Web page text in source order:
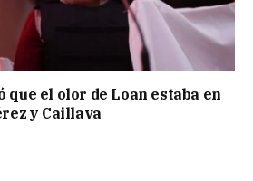
el olor de Loan estaba en
y Caillava